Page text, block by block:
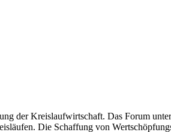
der Kreislaufwirtschaft. Das Forum
Die Schaffung von